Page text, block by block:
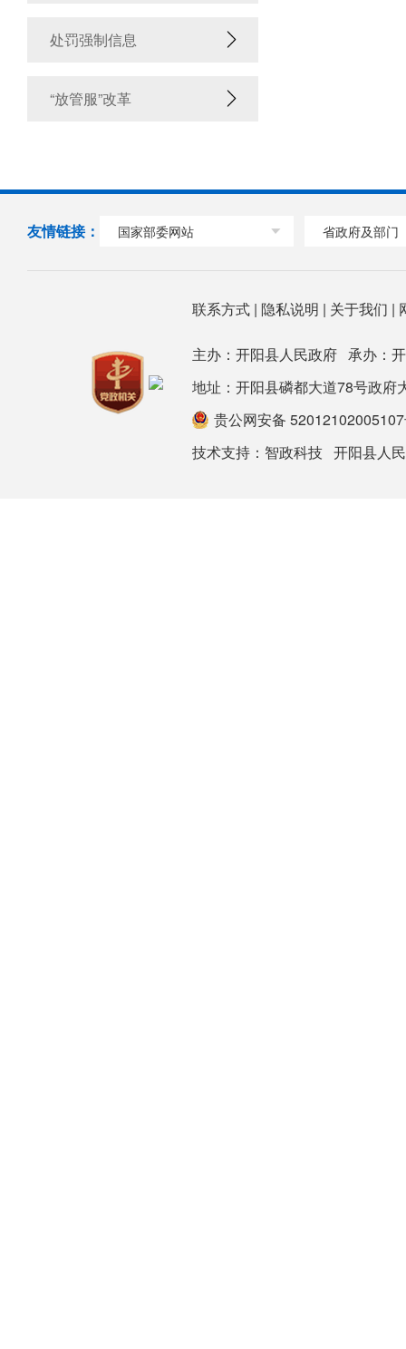
处罚强制信息
“放管服”改革
友情链接： 国家部委网站 省政府及部门
联系方式| 隐私说明 | 关于我们 |
主办：开阳县人民政府 承办：
地址：开阳县磷都大道78号政
贵公网安备
技术支持： 智政科技 开阳县人